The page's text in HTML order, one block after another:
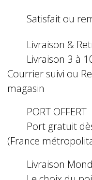
Satisfait ou
Livraison &
Livraison 3 à
Courrier suivi ou
magasin
PORT OFFERT
Port gratuit
(France
Livraison